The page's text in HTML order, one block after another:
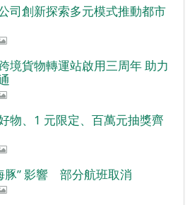
司創新探索多元模式推動都市
境貨物轉運站啟用三周年 助力
物、1 元限定、百萬元抽獎齊
豚” 影響 部分航班取消